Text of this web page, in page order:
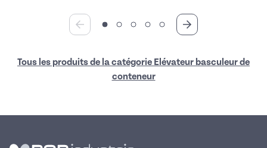
Tous les produits de la catégorie Elévateur basculeur de
conteneur